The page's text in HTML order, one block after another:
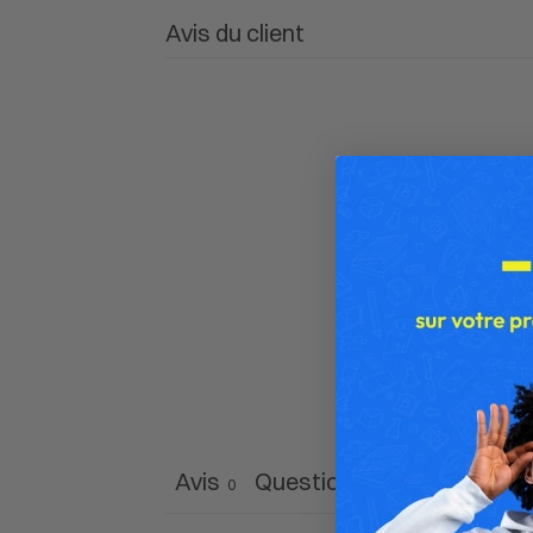
Avis du client
Avis 0 Questions